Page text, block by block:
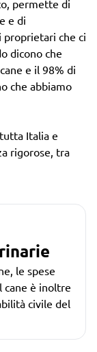
permette di
e di
proprietari che ci
dicono che
e il 98% di
che abbiamo
Italia e
rigorose, tra
le spese
cane è inoltre
civile del